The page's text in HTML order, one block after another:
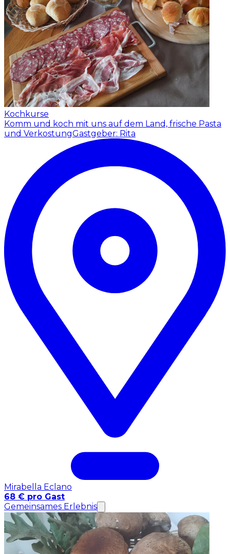
Kochkurse
Komm und koch mit uns auf dem Land, frische Pasta
und VerkostungGastgeber: Rita
Mirabella Eclano
68 € pro Gast
Gemeinsames Erlebnis